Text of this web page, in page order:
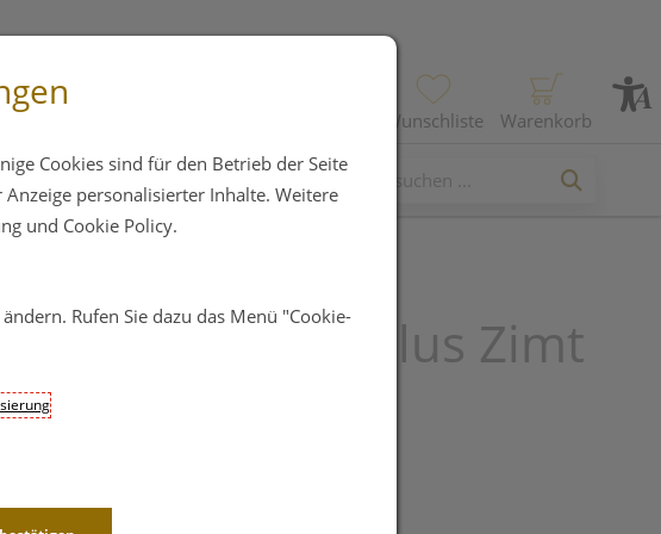
Wunschliste Warenkorb
Lab Diaplus Zimt
60 ST
21,75 EUR
Cookies sind für den Betrieb der Seite
personalisierter Inhalte. Weitere
und Cookie Policy.
Rufen Sie dazu das Menü "Cookie-